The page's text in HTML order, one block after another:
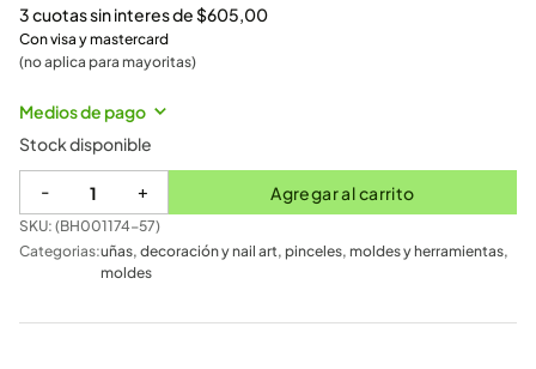
3 cuotas sin interes de$605,00
Con visa y mastercard
(no aplica para mayoritas)
Medios de pago
Stock disponible
- + Agregar al carrito
SKU: (BH001174-57)
Categorias:uñas, decoración y nail art, pinceles, moldes y herramientas,
moldes